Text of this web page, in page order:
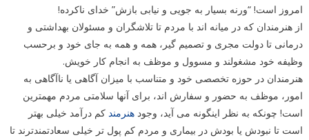
امروز است! “ورنه بسیار به جویی و نیابی بازش” خدای ناکرده!
از هنرمندان که در میانه اند با مردم تا تلاشگران و مسئولان بهداشتی و
درمانی تا دولت مجری و تصمیم گیر، همه و همه به جای خود و برحسب
وظیفه خود مشغولند و مسوول و موظف به انجام کار خویش.
هنرمندان در حوزه تخصصی خود و متناسب با میزان آگاهی یا ناآگاهی به
امور، موظف به حضور و سفارش اند، برای آنها سلامتی مردم مهمترین
است! چونکه به نظر اینگونه می آید، وجود هنرمندکم درآمد خیلی بهتر
است تا نبودش یا بودش در بیماری و مردم کم پول تر خیلی سعادتمندترند تا